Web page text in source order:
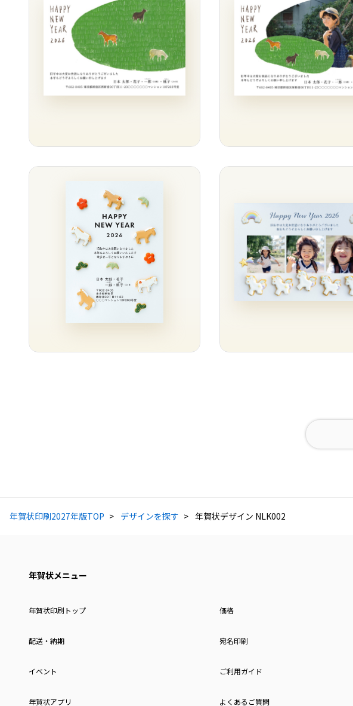
年賀状印刷2027年版TOP デザインを探す 年賀状デザイン NLK002
年賀状メニュー
年賀状印刷トップ 価格
配送・納期 宛名印刷
イベント ご利用ガイド
年賀状アプリ よくあるご質問